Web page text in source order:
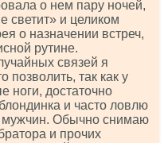
о нем пару ночей,
светит» и целиком
о назначении встреч,
рутине.
связей я
позволить, так как у
ноги, достаточно
и часто ловлю
мужчин. Обычно снимаю
и прочих